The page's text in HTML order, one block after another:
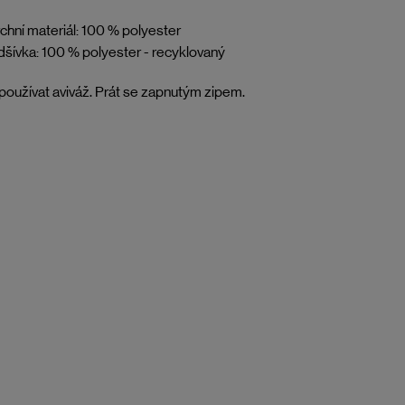
materiál: 100 % polyester
100 % polyester - recyklovaný
aviváž. Prát se zapnutým zipem.